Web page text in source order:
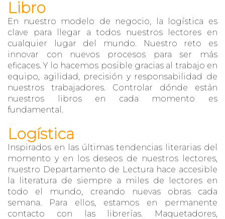
Libro
En nuestro modelo de negocio, la logística es
clave para llegar a todos nuestros lectores en
cualquier lugar del mundo. Nuestro reto es
innovar con nuevos procesos para ser más
eficaces. Y lo hacemos posible gracias al trabajo en
equipo, agilidad, precisión y responsabilidad de
nuestros trabajadores. Controlar dónde están
nuestros libros en cada momento es
fundamental.
Logística
Inspirados en las últimas tendencias literarias del
momento y en los deseos de nuestros lectores,
nuestro Departamento de Lectura hace accesible
la literatura de siempre a miles de lectores en
todo el mundo, creando nuevas obras cada
semana. Para ellos, estamos en permanente
contacto con las librerías. Maquetadores,